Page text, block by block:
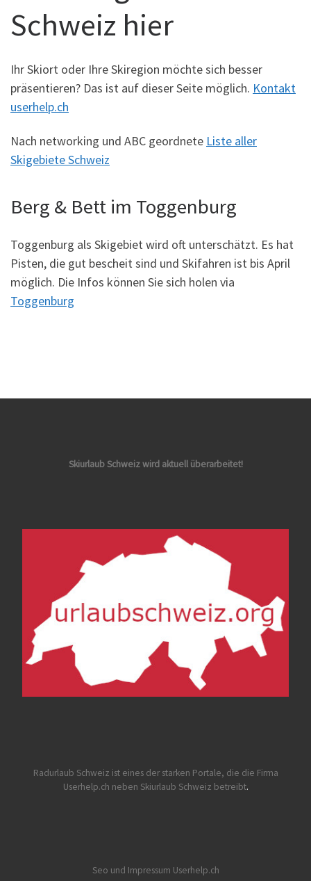
Schweiz hier
Ihr Skiort oder Ihre Skiregion möchte sich besser
präsentieren? Das ist auf dieser Seite möglich. Kontakt
userhelp.ch
Nach networking und ABC geordnete Liste aller
Skigebiete Schweiz
Berg & Bett im Toggenburg
Toggenburg als Skigebiet wird oft unterschätzt. Es hat
Pisten, die gut bescheit sind und Skifahren ist bis April
möglich. Die Infos können Sie sich holen via
Toggenburg
Skiurlaub Schweiz wird aktuell überarbeitet!
Radurlaub Schweiz ist eines der starken Portale, die die Firma
Userhelp.ch neben Skiurlaub Schweiz betreibt.
Seo und Impressum Userhelp.ch